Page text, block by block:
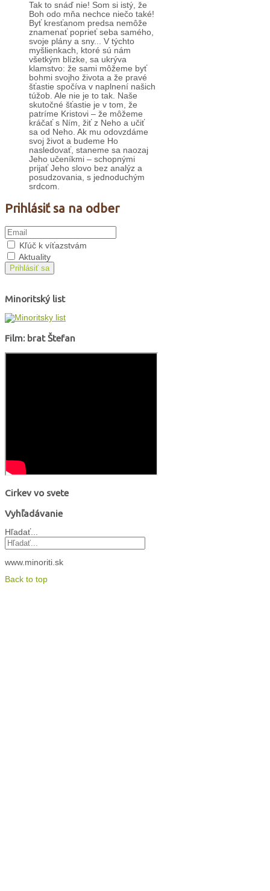
Tak to snáď nie! Som si istý, že
Boh odo mňa nechce niečo také!
Byť kresťanom predsa nemôže
znamenať poprieť seba samého,
svoje plány a sny... V týchto
myšlienkach, ktoré sú nám
všetkým blízke, sa ukrýva
klamstvo: že sami môžeme byť
bohmi svojho života a že pravé
šťastie spočíva v naplnení našich
túžob. Ale nie je to tak. Naše
skutočné šťastie je v tom, že
patríme Kristovi – že môžeme
kráčať s Ním, žiť z Neho a učiť
sa od Neho. Ak mu odovzdáme
svoj život a budeme Ho
nasledovať, staneme sa naozaj
Jeho učeníkmi – schopnými
prijať Jeho slovo bez analýz a
posudzovania, s jednoduchým
srdcom.
Prihlásiť sa na odber
Kľúč k víťazstvám
Aktuality
Prihlásiť sa
Minoritský list
Film: brat Štefan
Cirkev vo svete
Vyhľadávanie
Hľadať...
www.minoriti.sk
Back to top